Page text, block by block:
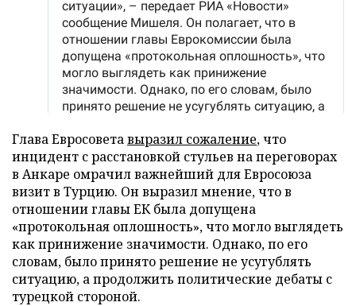
Глава Евросоветавыразил сожаление, что
инцидент с расстановкой стульев на переговорах
в Анкаре омрачил важнейший для Евросоюза
визит в Турцию. Он выразил мнение, что в
отношении главы ЕК была допущена
«протокольная оплошность», что могло выглядеть
как принижение значимости. Однако, по его
словам, было принято решение не усугублять
ситуацию, а продолжить политические дебаты с
турецкой стороной.